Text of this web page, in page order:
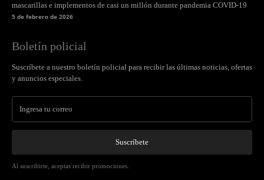
mascarillas e implementos de casi un millón durante pandemia COVID-19
5 de febrero de 2026
Boletín policial
Suscríbete a nuestro boletín policial para recibir las últimas noticias, ofertas
y anuncios especiales.
Suscríbete
Al suscribirte, aceptas recibir promociones.